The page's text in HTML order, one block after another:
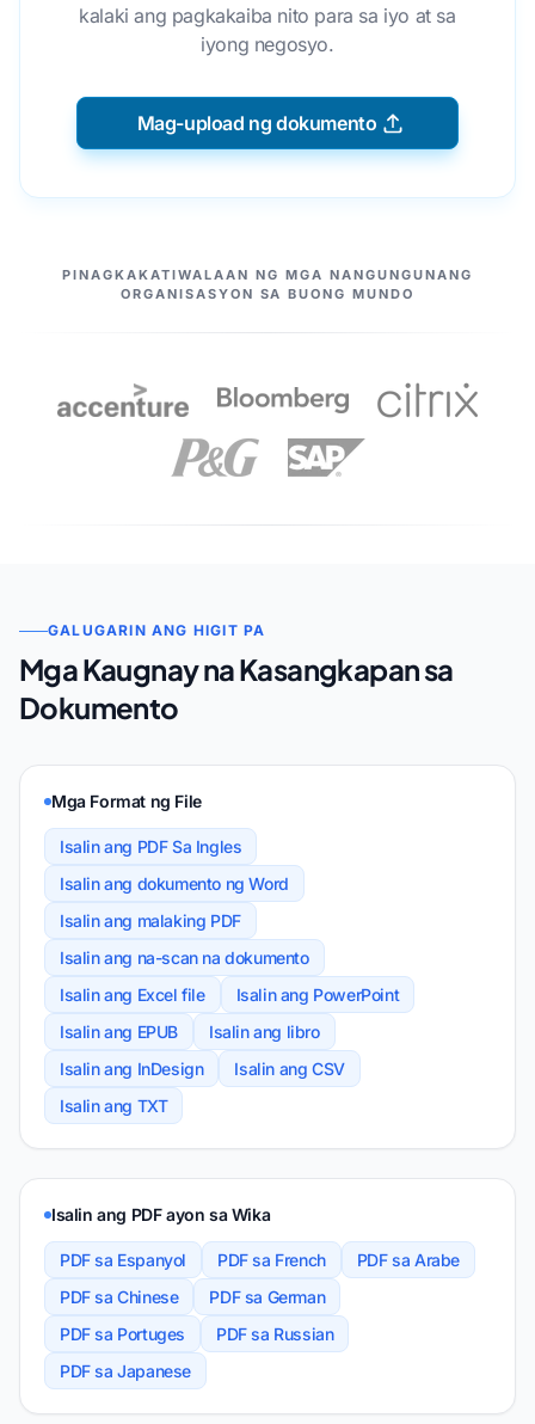
kalaki ang pagkakaiba nito para sa iyo at sa
iyong negosyo.
Mag-upload ng dokumento
ANG AMING MGA KASOSYO
PINAGKAKATIWALAAN NG MGA NANGUNGUNANG
ORGANISASYON SA BUONG MUNDO
GALUGARIN ANG HIGIT PA
Mga Kaugnay na Kasangkapan sa
Dokumento
Mga Format ng File
Isalin ang PDF Sa Ingles
Isalin ang dokumento ng Word
Isalin ang malaking PDF
Isalin ang na-scan na dokumento
Isalin ang Excel file
Isalin ang PowerPoint
Isalin ang EPUB
Isalin ang libro
Isalin ang InDesign
Isalin ang CSV
Isalin ang TXT
Isalin ang PDF ayon sa Wika
PDF sa Espanyol PDF sa French
PDF sa Arabe
PDF sa Chinese
PDF sa German
PDF sa Portuges
PDF sa Russian
PDF sa Japanese